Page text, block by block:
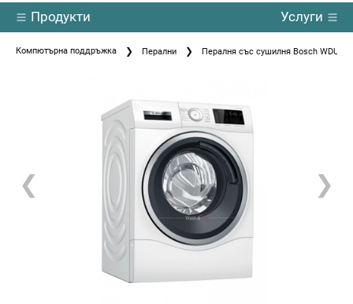
Продукти Услуги
Компютърна поддръжка Перални Пералня със сушилня Bosch
❮ ❯